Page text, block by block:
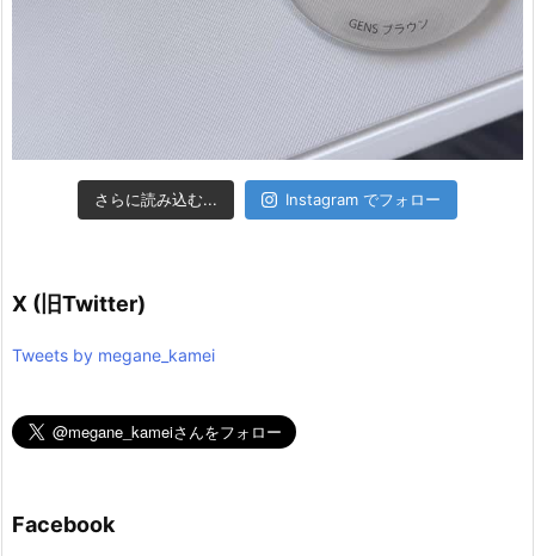
さらに読み込む... Instagram でフォロー
X (旧Twitter)
Tweets by megane_kamei
Facebook